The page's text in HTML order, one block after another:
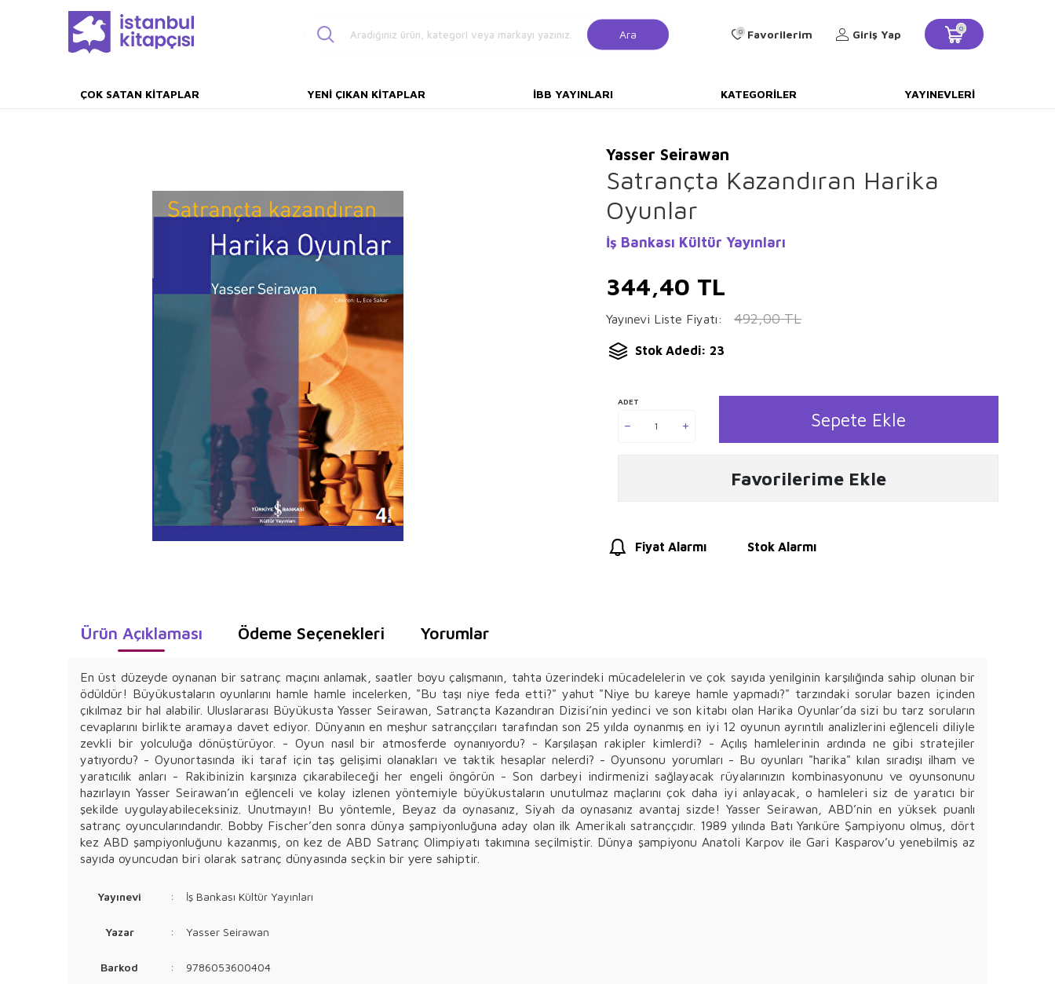
Ara 0 Favorilerim Giriş Yap 0
ÇOK SATAN KITAPLAR YENI ÇIKAN KITAPLAR İBB YAYINLARI KATEGORILER YAYINEVLERI
Yasser Seirawan
Satrançta Kazandıran Harika
Oyunlar
İş Bankası Kültür Yayınları
344,40 TL
Yayınevi Liste Fiyatı: 492,00TL
Stok Adedi: 23
ADET
Sepete Ekle
Favorilerime Ekle
Fiyat Alarmı Stok Alarmı
Ürün Açıklaması Ödeme Seçenekleri Yorumlar
En üst düzeyde oynanan bir satranç maçını anlamak, saatler boyu çalışmanın, tahta üzerindeki mücadelelerin ve çok sayıda yenilginin karşılığında sahip olunan bir
ödüldür! Büyükustaların oyunlarını hamle hamle incelerken, "Bu taşı niye feda etti?" yahut "Niye bu kareye hamle yapmadı?" tarzındaki sorular bazen içinden
çıkılmaz bir hal alabilir. Uluslararası Büyükusta Yasser Seirawan, Satrançta Kazandıran Dizisi’nin yedinci ve son kitabı olan Harika Oyunlar’da sizi bu tarz soruların
cevaplarını birlikte aramaya davet ediyor. Dünyanın en meşhur satranççıları tarafından son 25 yılda oynanmış en iyi 12 oyunun ayrıntılı analizlerini eğlenceli diliyle
zevkli bir yolculuğa dönüştürüyor. - Oyun nasıl bir atmosferde oynanıyordu? - Karşılaşan rakipler kimlerdi? - Açılış hamlelerinin ardında ne gibi stratejiler
yatıyordu? - Oyunortasında iki taraf için taş gelişimi olanakları ve taktik hesaplar nelerdi? - Oyunsonu yorumları - Bu oyunları "harika" kılan sıradışı ilham ve
yaratıcılık anları - Rakibinizin karşınıza çıkarabileceği her engeli öngörün - Son darbeyi indirmenizi sağlayacak rüyalarınızın kombinasyonunu ve oyunsonunu
hazırlayın Yasser Seirawan’ın eğlenceli ve kolay izlenen yöntemiyle büyükustaların unutulmaz maçlarını çok daha iyi anlayacak, o hamleleri siz de yaratıcı bir
şekilde uygulayabileceksiniz. Unutmayın! Bu yöntemle, Beyaz da oynasanız, Siyah da oynasanız avantaj sizde! Yasser Seirawan, ABD’nin en yüksek puanlı
satranç oyuncularındandır. Bobby Fischer’den sonra dünya şampiyonluğuna aday olan ilk Amerikalı satranççıdır. 1989 yılında Batı Yarıküre Şampiyonu olmuş, dört
kez ABD şampiyonluğunu kazanmış, on kez de ABD Satranç Olimpiyatı takımına seçilmiştir. Dünya şampiyonu Anatoli Karpov ile Gari Kasparov’u yenebilmiş az
sayıda oyuncudan biri olarak satranç dünyasında seçkin bir yere sahiptir.
Yayınevi : İş Bankası Kültür Yayınları
Yazar : Yasser Seirawan
Barkod : 9786053600404